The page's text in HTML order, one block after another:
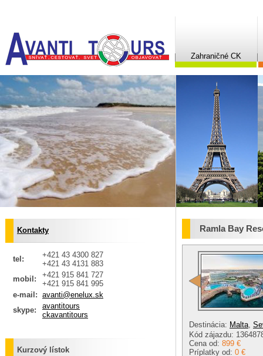
Zahraničné CK
Ramla Bay
Destinácia: Malta
Kód zájazdu:
Cena od: 899 €
Príplatky od: 0 €
Kontakty
tel:
+421 43 4300 827
+421 43 4131 883
mobil:
+421 915 841 727
+421 915 841 995
e-mail: avanti@enelux.sk
skype:
avantitours
ckavantitours
Kurzový lístok